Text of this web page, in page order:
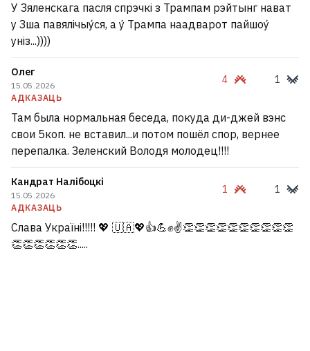
У Зяленскага пасля спрэчкі з Трампам рэйтынг нават
у Зша павялічыу́ся, а у́ Трампа наадварот пайшоу́
уніз...))))
Олег
15.05.2026
АДКАЗАЦЬ
4 1
Там была нормальная беседа, покуда ди-джей вэнс
свои 5коп. не вставил...и потом пошёл спор, вернее
перепалка. Зеленский Володя молодец!!!!
Кандрат Налібоцкі
15.05.2026
АДКАЗАЦЬ
1 1
Слава Україні!!!!! 💖 🇺🇦💖👍💪✊✌️👏👏👏👏👏👏👏👏👏👏
👏👏👏👏👏👏.....